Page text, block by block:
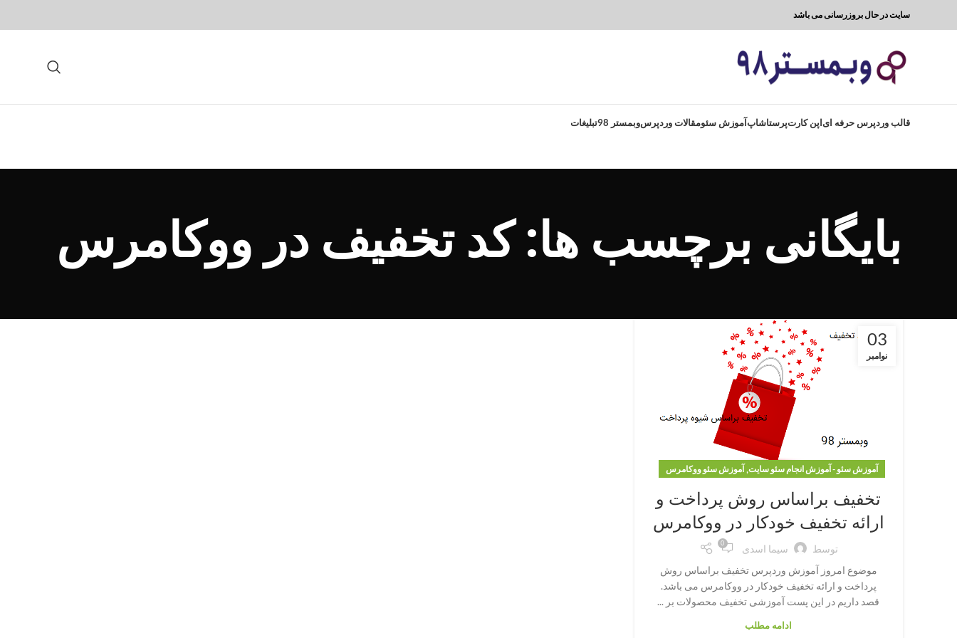
سایت در حال بروزرسانی می باشد
قالب وردپرس حرفه ایاپن کارتپرستاشاپآموزش سئومقالات وردپرسوبمستر 98 تبلیغات
بایگانی برچسب ها: کد تخفیف در ووکامرس
03
نوامبر
آموزش سئو - آموزش انجام سئو سایت,آموزش سئو ووکامرس
تخفیف براساس روش پرداخت و
ارائه تخفیف خودکار در ووکامرس
توسط سیما اسدی 0
موضوع امروز آموزش وردپرس تخفیف براساس روش
پرداخت و ارائه تخفیف خودکار در ووکامرس می باشد.
قصد داریم در این پست آموزشی تخفیف محصولات بر ...
ادامه مطلب